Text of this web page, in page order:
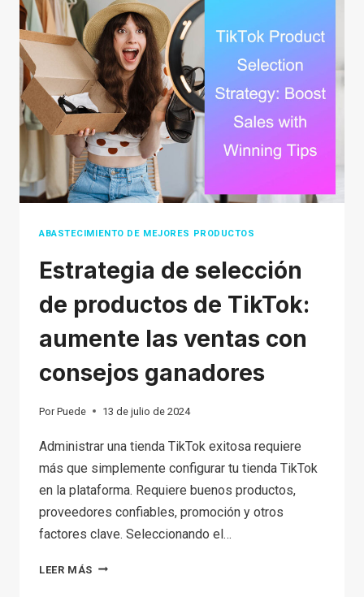
Y
ALTERNATIVAS
DE
ETSY
PARA
VENDER
TUS
ARTESANÍAS
PERSONALIZADAS
ABASTECIMIENTO DE MEJORES PRODUCTOS
Estrategia de selección
de productos de TikTok:
aumente las ventas con
consejos ganadores
Por Puede 13 de julio de 2024
Administrar una tienda TikTok exitosa requiere
más que simplemente configurar tu tienda TikTok
en la plataforma. Requiere buenos productos,
proveedores confiables, promoción y otros
factores clave. Seleccionando el…
LEER MÁS ESTRATEGIA